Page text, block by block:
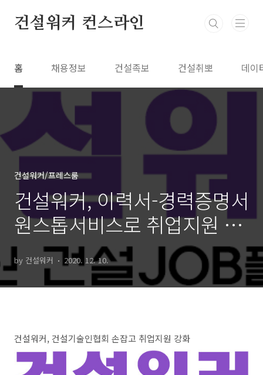
건설워커 컨스라인
홈 채용정보 건설족보 건설취뽀 데이
건설워커/프레스룸
건설워커, 이력서-경력증명서
원스톱서비스로 취업지원 강
화! 유종현 대표 "건설일자리
미스매치 완화와 실업난 해소
에 앞장설 것"
by 건설워커 2020. 12. 10.
건설워커, 건설기술인협회 손잡고 취업지원 강화